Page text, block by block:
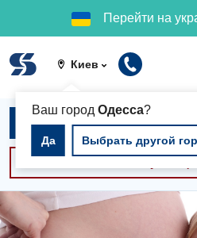
Перейти на
Киев
Ваш город Одесса?
Да Выбрать другой
Записаться